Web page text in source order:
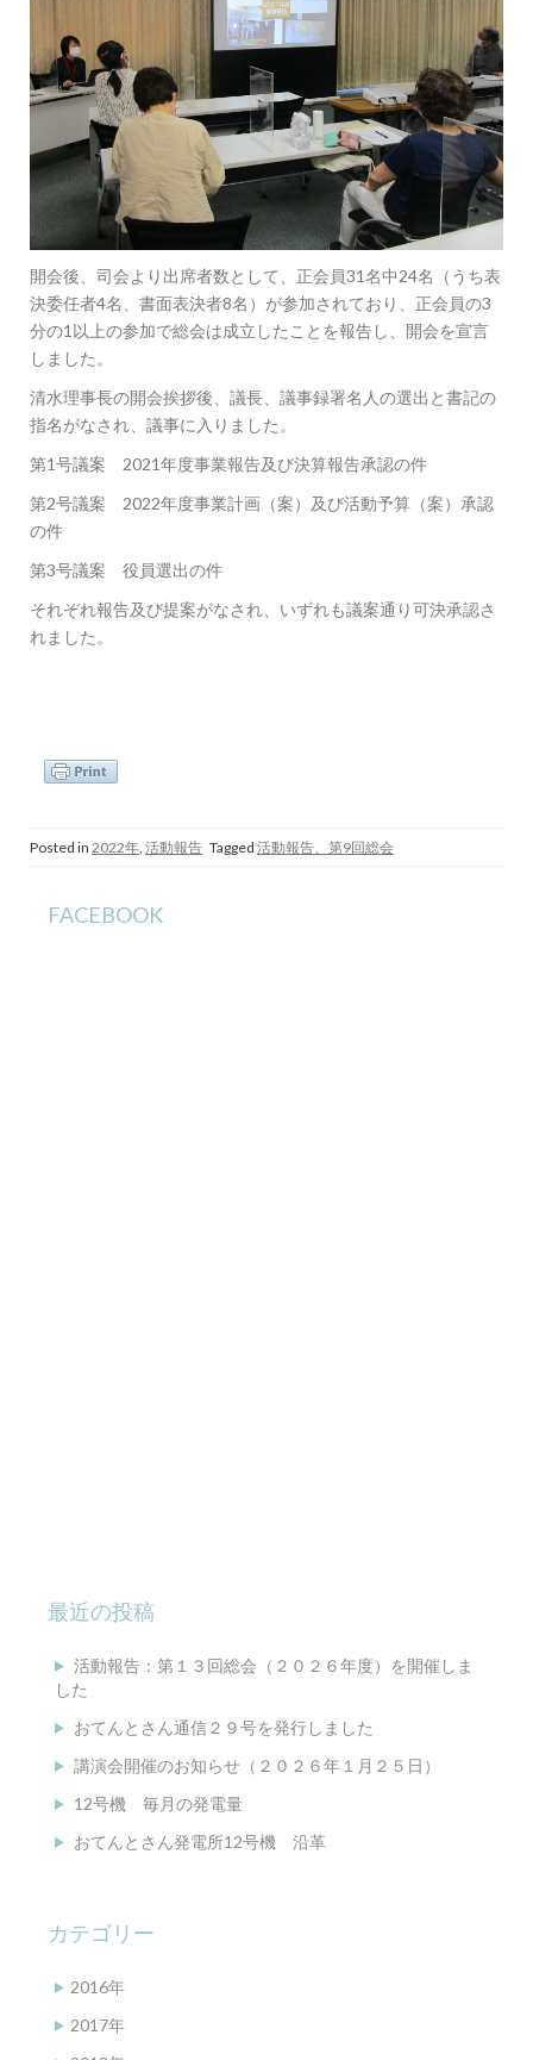
開会後、司会より出席者数として、正会員31名中24名（うち表
決委任者4名、書面表決者8名）が参加されており、正会員の3
分の1以上の参加で総会は成立したことを報告し、開会を宣言
しました。
清水理事長の開会挨拶後、議長、議事録署名人の選出と書記の
指名がなされ、議事に入りました。
第1号議案 2021年度事業報告及び決算報告承認の件
第2号議案 2022年度事業計画（案）及び活動予算（案）承認
の件
第3号議案 役員選出の件
それぞれ報告及び提案がなされ、いずれも議案通り可決承認さ
れました。
Posted in 2022年 活動報告 Tagged 活動報告、第9回総会
FACEBOOK
最近の投稿
活動報告：第１３回総会（２０２６年度）を開催しま
した
おてんとさん通信２９号を発行しました
講演会開催のお知らせ（２０２６年１月２５日）
12号機 毎月の発電量
おてんとさん発電所12号機 沿革
カテゴリー
2016年
2017年